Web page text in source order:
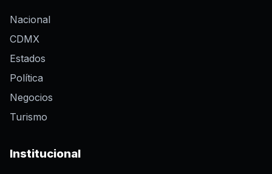
Nacional
CDMX
Estados
Política
Negocios
Turismo
Institucional